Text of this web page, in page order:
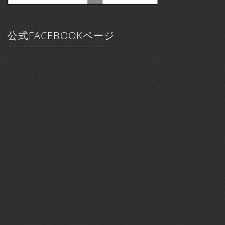
公式FACEBOOKページ